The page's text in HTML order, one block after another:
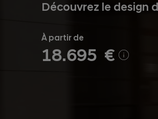
Découvrez le design
À partir de
18.695 €